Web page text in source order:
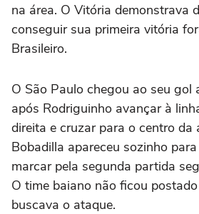
na área. O Vitória demonstrava
conseguir sua primeira vitória
Brasileiro.
O São Paulo chegou ao seu gol
após Rodriguinho avançar à
direita e cruzar para o centro da
Bobadilla apareceu sozinho
marcar pela segunda partida
O time baiano não ficou
buscava o ataque.